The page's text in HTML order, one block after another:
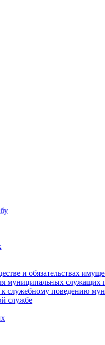
и обязательствах
муниципальных служащих
служебному поведению
службе